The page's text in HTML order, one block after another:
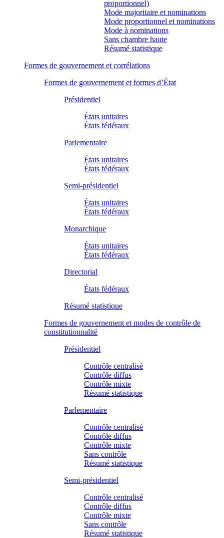
proportionnel)
Mode majoritaire et nominations
Mode proportionnel et nominations
Mode à nominations
Sans chambre haute
Résumé statistique
Formes de gouvernement et corrélations
Formes de gouvernement et formes d’État
Présidentiel
États unitaires
États fédéraux
Parlementaire
États unitaires
États fédéraux
Semi-présidentiel
États unitaires
États fédéraux
Monarchique
États unitaires
États fédéraux
Directorial
États fédéraux
Résumé statistique
Formes de gouvernement et modes de contrôle de
constitutionnalité
Présidentiel
Contrôle centralisé
Contrôle diffus
Contrôle mixte
Résumé statistique
Parlementaire
Contrôle centralisé
Contrôle diffus
Contrôle mixte
Sans contrôle
Résumé statistique
Semi-présidentiel
Contrôle centralisé
Contrôle diffus
Contrôle mixte
Sans contrôle
Résumé statistique